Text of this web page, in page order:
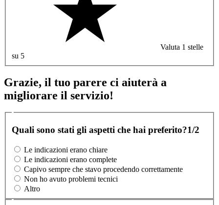
Valuta 1 stelle
su 5
Grazie, il tuo parere ci aiuterà a
migliorare il servizio!
Quali sono stati gli aspetti che hai preferito?1/2
Le indicazioni erano chiare
Le indicazioni erano complete
Capivo sempre che stavo procedendo correttamente
Non ho avuto problemi tecnici
Altro